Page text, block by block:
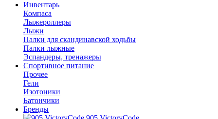
Инвентарь
Компаса
Лыжероллеры
Лыжи
Палки для скандинавской ходьбы
Палки лыжные
Эспандеры, тренажеры
Спортивное питание
Прочее
Гели
Изотоники
Батончики
Бренды